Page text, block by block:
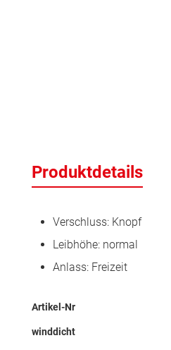
der
Bildergalerie
Produktdetails
Verschluss: Knopf
Leibhöhe: normal
Anlass: Freizeit
Mehr
Artikel-Nr
winddicht